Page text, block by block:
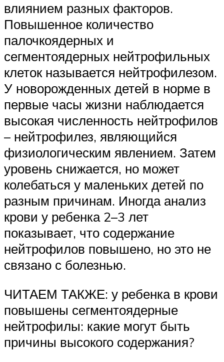
влиянием разных факторов.
Повышенное количество
палочкоядерных и
сегментоядерных нейтрофильных
клеток называется нейтрофилезом.
У новорожденных детей в норме в
первые часы жизни наблюдается
высокая численность нейтрофилов
– нейтрофилез, являющийся
физиологическим явлением. Затем
уровень снижается, но может
колебаться у маленьких детей по
разным причинам. Иногда анализ
крови у ребенка 2–3 лет
показывает, что содержание
нейтрофилов повышено, но это не
связано с болезнью.
ЧИТАЕМ ТАКЖЕ: у ребенка в крови
повышены сегментоядерные
нейтрофилы: какие могут быть
причины высокого содержания?